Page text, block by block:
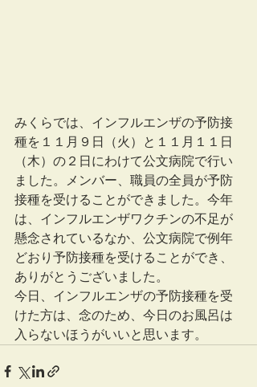
みくらでは、インフルエンザの予防接
種を１１月９日（火）と１１月１１日
（木）の２日にわけて公文病院で行い
ました。メンバー、職員の全員が予防
接種を受けることができました。今年
は、インフルエンザワクチンの不足が
懸念されているなか、公文病院で例年
どおり予防接種を受けることができ、
ありがとうございました。
今日、インフルエンザの予防接種を受
けた方は、念のため、今日のお風呂は
入らないほうがいいと思います。